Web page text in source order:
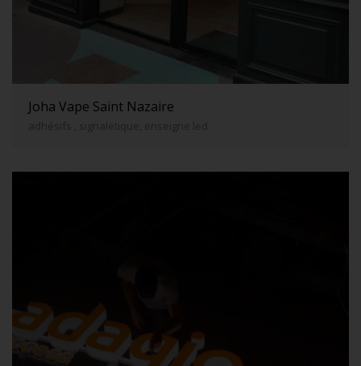
Joha Vape Saint Nazaire
adhésifs , signaletique, enseigne led